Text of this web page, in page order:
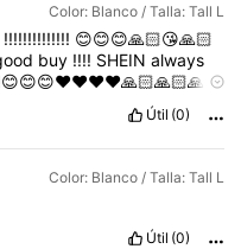
Color: Blanco / Talla: Tall L
!!!!!!!!!!!!!! 😊😊😊🙏🏻😘🙏🏻
buy !!!! SHEINalways
Útil (0)
Color: Blanco / Talla: Tall L
Útil (0)